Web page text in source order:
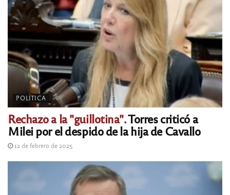
POLÍTICA
Rechazo a la "guillotina".Torres criticó a
Milei por el despido de la hija de Cavallo
12 de febrero de 2025